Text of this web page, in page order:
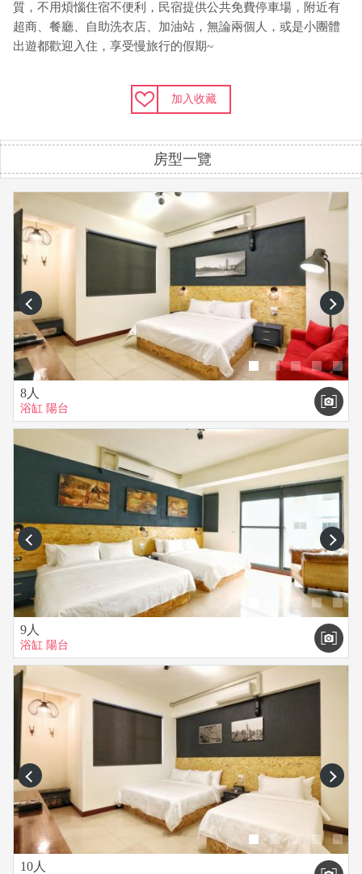
質，不用煩惱住宿不便利，民宿提供公共免費停車場，附近有
超商、餐廳、自助洗衣店、加油站，無論兩個人，或是小團體
出遊都歡迎入住，享受慢旅行的假期~
加入收藏
房型一覽
prev next
8人
浴缸 陽台
prev next
9人
浴缸 陽台
prev next
10人